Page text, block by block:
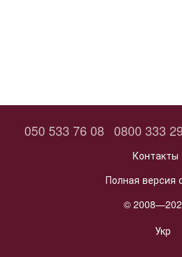
050 533 76 08 0800 333
Контакты
Полная версия
©
Укр